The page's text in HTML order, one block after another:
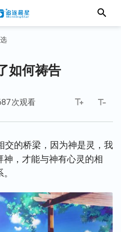
如何祷告
次观看
交的桥梁，因为神是灵，我
，才能与神有心灵的相